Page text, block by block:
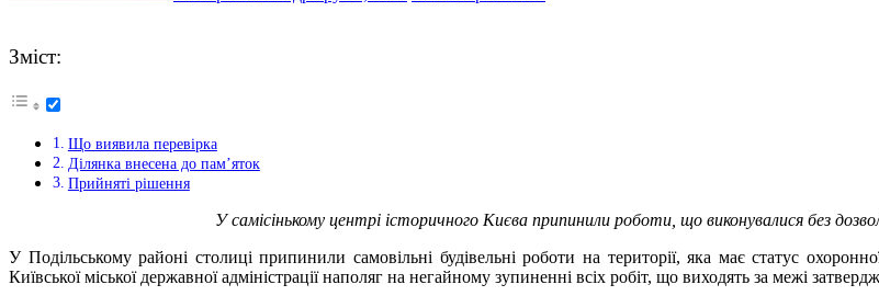
Зміст:
Що виявила перевірка
Ділянка внесена до пам’яток
Прийняті рішення
У самісінькому центрі історичного Києва припинили роботи, що виконувалися без
У Подільському районі столиці припинили самовільні будівельні роботи на території, яка має статус
Київської міської державної адміністрації наполяг на негайному зупиненні всіх робіт, що виходять за межі